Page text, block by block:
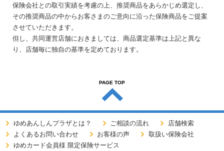
保険会社との取引実績を考慮の上、推奨商品をあらかじめ選定し、
その推奨商品の中からお客さまのご意向に沿った保険商品をご提案
させていただきます。
但し、共同運営店舗におきましては、商品選定基準は上記と異な
り、店舗毎に独自の基準を定めております。
PAGE TOP
ゆめあんしんプラザとは？ ご相談の流れ
店舗検索
よくあるお問い合わせ
お客様の声
取扱い保険会社
ゆめカード会員様 限定保険サービス